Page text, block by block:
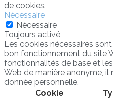
de cookies.
Nécessaire
Nécessaire
Toujours activé
Les cookies nécessaires
bon fonctionnement du site
fonctionnalités de base et
Web de manière anonyme, il
donnée personnelle.
Cookie